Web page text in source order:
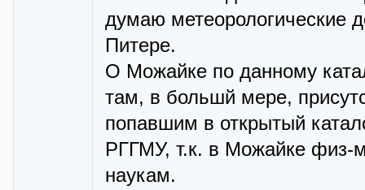
думаю метеорологические
Питере.
О Можайке по данному
там, в большй мере,
попавшим в открытый
РГГМУ, т.к. в Можайке физ-
наукам.